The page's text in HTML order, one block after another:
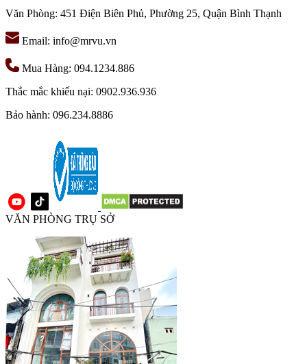
Văn Phòng: 451 Điện Biên Phủ, Phường 25, Quận Bình Thạnh
Email: info@mrvu.vn
Mua Hàng: 094.1234.886
Thắc mắc khiếu nại: 0902.936.936
Bảo hành: 096.234.8886
VĂN PHÒNG TRỤ SỞ